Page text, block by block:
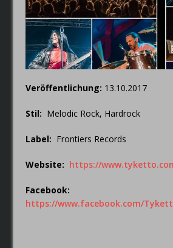
FAIRYTALE –
Thorsagon
Veröffentlichung: 13.10.2017
Stil: Melodic Rock, Hardrock
Label: Frontiers Records
Website: https://
Facebook:
https://www.facebook.com/